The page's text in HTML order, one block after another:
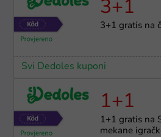
3+1
3+1 gratis na
Svi Dedoles kuponi
1+1
1+1 gratis na
mekane